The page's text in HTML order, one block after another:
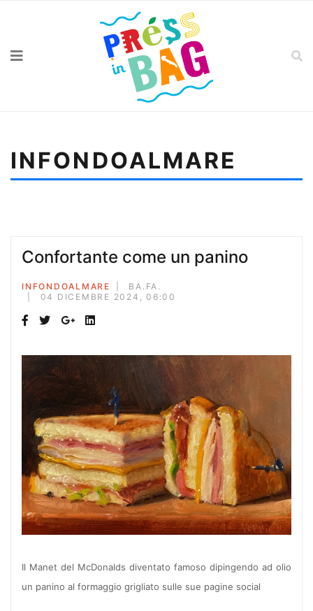
INFONDOALMARE
Confortante come un panino
INFONDOALMARE
BA.FA.
04 DICEMBRE 2024, 06:00
Il Manet del McDonalds diventato famoso dipingendo ad olio
un panino al formaggio grigliato sulle sue pagine social